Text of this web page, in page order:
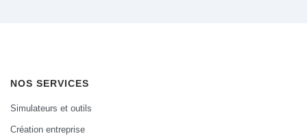
NOS SERVICES
Simulateurs et outils
Création entreprise